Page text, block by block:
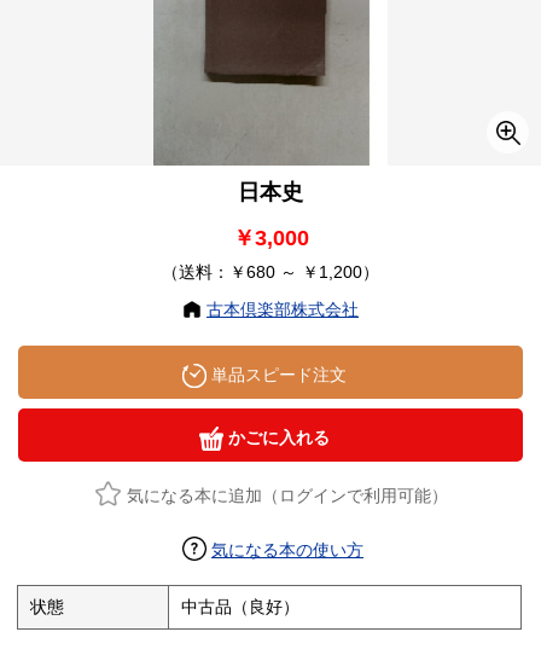
日本史
￥3,000
（送料：￥680 ～ ￥1,200）
古本倶楽部株式会社
単品スピード注文
かごに入れる
気になる本に追加（ログインで利用可能）
気になる本の使い方
状態 中古品（良好）